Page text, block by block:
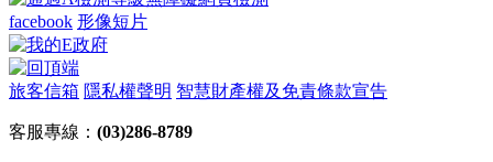
facebook 形像短片
旅客信箱 隱私權聲明 智慧財產權及免責條款宣告
客服專線： (03)286-8789